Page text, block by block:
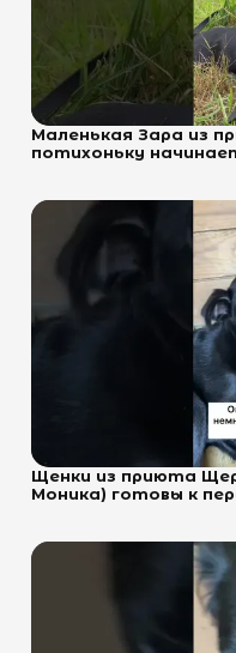
Маленькая Зара из
потихоньку
Щенки из приюта
Моника) готовы к